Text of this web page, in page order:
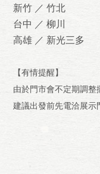
新竹 ／ 竹北
台中 ／ 柳川
高雄 ／ 新光三多
【有情提醒】
由於門市會不定期調整
建議出發前先電洽展示